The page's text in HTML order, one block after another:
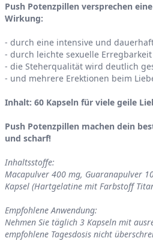
Product information
Push Potenzpillen versprechen
Wirkung:
- durch eine intensive und
- durch leichte sexuelle Erregbarkeit
- die Steherqualität wird deutlich
- und mehrere Erektionen beim
Inhalt: 60 Kapseln für viele geile
Push Potenzpillen machen dein
und scharf!
Inhaltsstoffe:
Macapulver 400 mg, Guaranapulver
Kapsel (Hartgelatine mit Farbstoff
Empfohlene Anwendung:
Nehmen Sie täglich 3 Kapseln mit
empfohlene Tagesdosis nicht